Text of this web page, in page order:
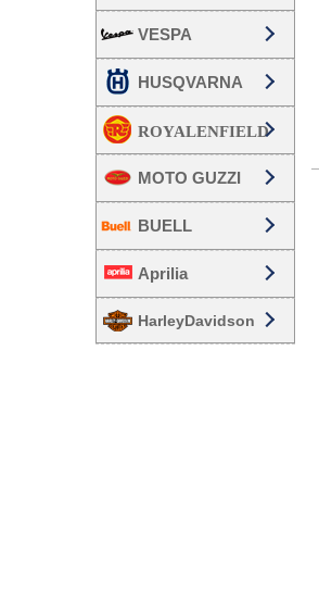
VESPA
HUSQVARNA
MOTO GUZZI
BUELL
Aprilia
HarleyDavidson